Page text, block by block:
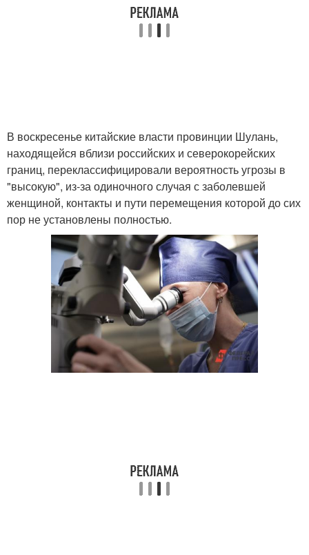
В воскресенье китайские власти провинции Шулань,
находящейся вблизи российских и северокорейских
границ, переклассифицировали вероятность угрозы в
"высокую", из-за одиночного случая с заболевшей
женщиной, контакты и пути перемещения которой до сих
пор не установлены полностью.